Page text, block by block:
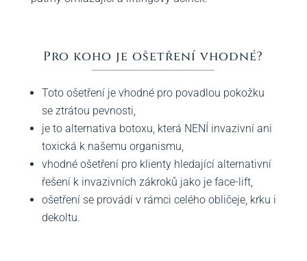
Pro koho je ošetření vhodné?
Toto ošetření je vhodné pro povadlou pokožku
se ztrátou pevnosti,
je to alternativa botoxu, která NENÍ invazivní ani
toxická k našemu organismu,
vhodné ošetření pro klienty hledající alternativní
řešení k invazivních zákroků jako je face-lift,
ošetření se provádí v rámci celého obličeje, krku i
dekoltu.